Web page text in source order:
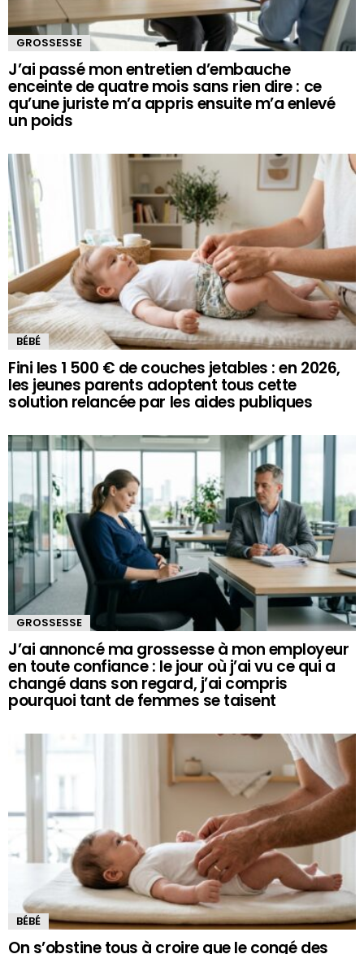
GROSSESSE
J’ai passé mon entretien d’embauche
enceinte de quatre mois sans rien dire : ce
qu’une juriste m’a appris ensuite m’a enlevé
un poids
BÉBÉ
Fini les 1 500 € de couches jetables : en 2026,
les jeunes parents adoptent tous cette
solution relancée par les aides publiques
GROSSESSE
J’ai annoncé ma grossesse à mon employeur
en toute confiance : le jour où j’ai vu ce qui a
changé dans son regard, j’ai compris
pourquoi tant de femmes se taisent
BÉBÉ
On s’obstine tous à croire que le congé des